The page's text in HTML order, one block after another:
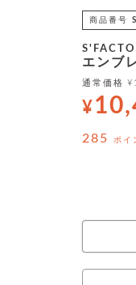
商品番号
エンブ
通常価格 ¥
¥
285 ポイ